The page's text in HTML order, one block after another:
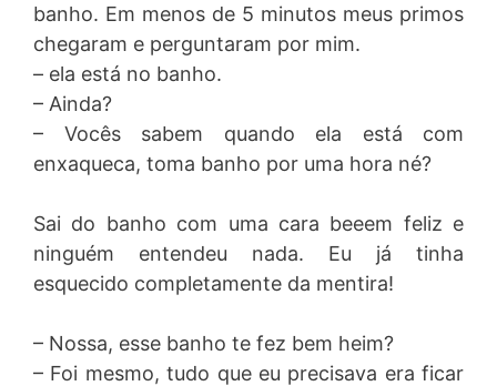
banho. Em menos de 5 minutos meus primos
chegaram e perguntaram por mim.
– ela está no banho.
– Ainda?
– Vocês sabem quando ela está com
enxaqueca, toma banho por uma hora né?
Sai do banho com uma cara beeem feliz e
ninguém entendeu nada. Eu já tinha
esquecido completamente da mentira!
– Nossa, esse banho te fez bem heim?
– Foi mesmo, tudo que eu precisava era ficar